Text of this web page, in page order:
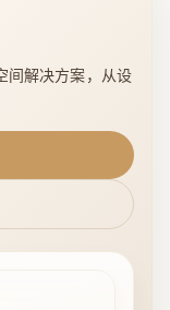
间解决方案，从设